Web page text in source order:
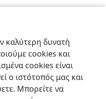
καλύτερη δυνατή
cookies και
cookies είναι
ο ιστότοπός μας και
Μπορείτε να
Προτιμήσεις